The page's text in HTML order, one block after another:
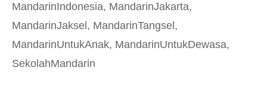
MandarinIndonesia, MandarinJakarta,
MandarinJaksel , MandarinTangsel ,
MandarinUntukAnak, MandarinUntukDewasa,
SekolahMandarin